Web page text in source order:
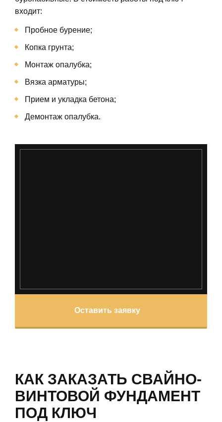
входит:
Пробное бурение;
Копка грунта;
Монтаж опалубка;
Вязка арматуры;
Прием и укладка бетона;
Демонтаж опалубка.
Оставить заявку
КАК ЗАКАЗАТЬ СВАЙНО-
ВИНТОВОЙ ФУНДАМЕНТ
ПОД КЛЮЧ